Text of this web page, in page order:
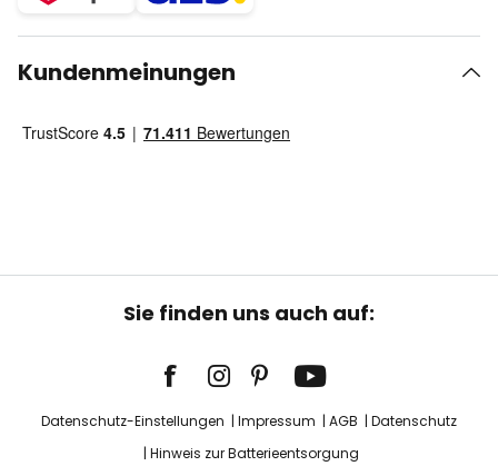
Kundenmeinungen
Sie finden uns auch auf:
Datenschutz-Einstellungen Impressum AGB
Datenschutz
Hinweis zur Batterieentsorgung